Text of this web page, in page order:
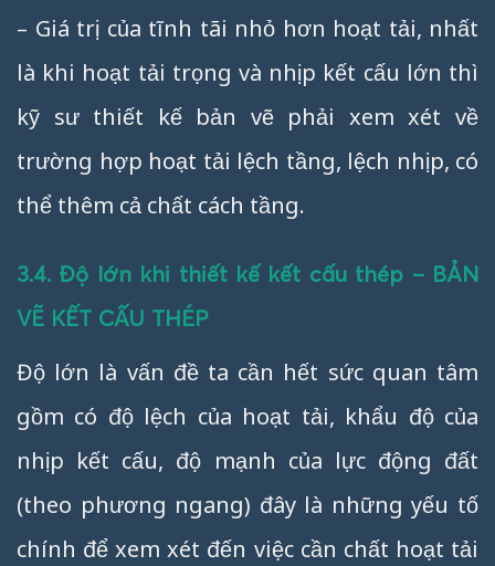
– Giá trị của tĩnh tãi nhỏ hơn hoạt tải, nhất
là khi hoạt tải trọng và nhịp kết cấu lớn thì
kỹ sư thiết kế bản vẽ phải xem xét về
trường hợp hoạt tải lệch tầng, lệch nhịp, có
thể thêm cả chất cách tầng.
3.4. Độ lớn khi thiết kế kết cấu thép – BẢN
VẼ KẾT CẤU THÉP
Độ lớn là vấn đề ta cần hết sức quan tâm
gồm có độ lệch của hoạt tải, khẩu độ của
nhịp kết cấu, độ mạnh của lực động đất
(theo phương ngang) đây là những yếu tố
chính để xem xét đến việc cần chất hoạt tải